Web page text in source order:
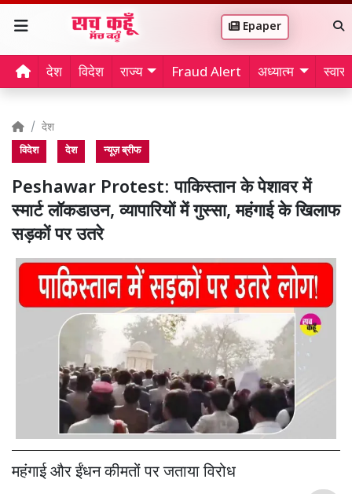
Epaper
देश विदेश राज्य Fraud Alert अध्यात्म
देश
विदेश देश न्यूज़ ब्रीफ
Peshawar Protest: पाकिस्तान के पेशावर में
स्मार्ट लॉकडाउन, व्यापारियों में गुस्सा, महंगाई के खिलाफ
सड़कों पर उतरे
महंगाई और ईंधन कीमतों पर जताया विरोध